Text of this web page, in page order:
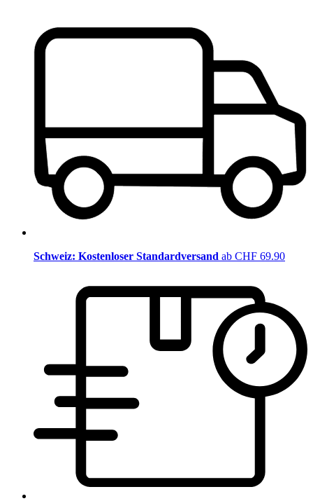
Schweiz: Kostenloser Standardversand ab CHF 69.90